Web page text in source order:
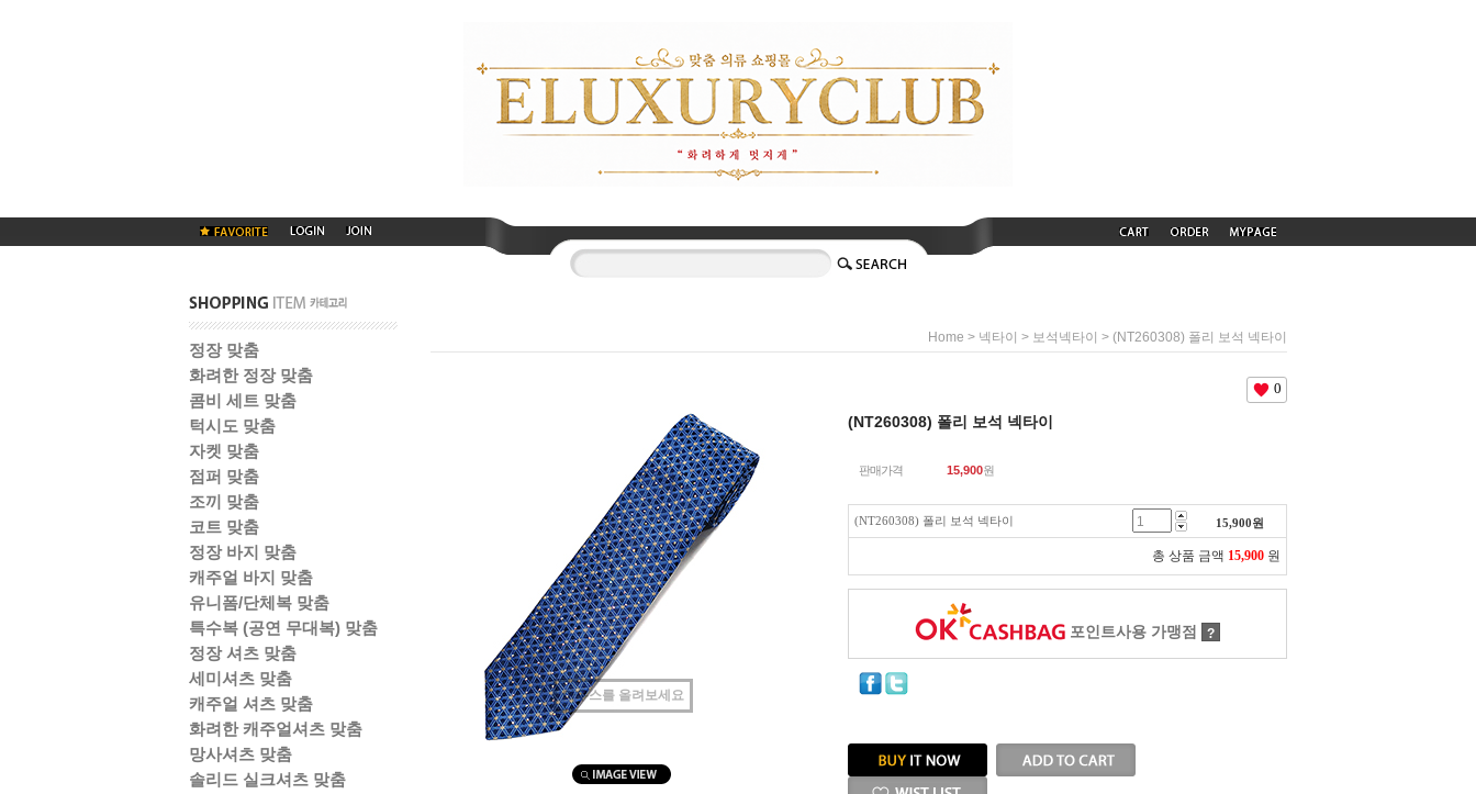
정장 맞춤
화려한 정장 맞춤
콤비 세트 맞춤
턱시도 맞춤
자켓 맞춤
점퍼 맞춤
조끼 맞춤
코트 맞춤
정장 바지 맞춤
캐주얼 바지 맞춤
유니폼/단체복 맞춤
특수복 (공연 무대복) 맞춤
정장 셔츠 맞춤
세미셔츠 맞춤
캐주얼 셔츠 맞춤
화려한 캐주얼셔츠 맞춤
망사셔츠 맞춤
솔리드 실크셔츠 맞춤
Home > 넥타이 > 보석넥타이 > (NT260308) 폴리 보석 넥타이
마우스를 올려보세요
0
(NT260308) 폴리 보석 넥타이
판매가격 15,900원
(NT260308) 폴리 보석 넥타이 15,900원
총 상품 금액 15,900 원
포인트사용 가맹점 ?